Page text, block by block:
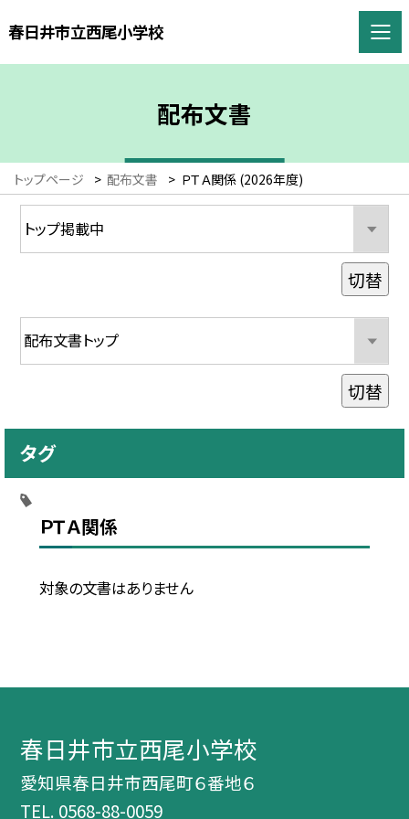
春日井市立西尾小学校
配布文書
トップページ > 配布文書 > ＰＴＡ関係 (2026年度)
ＰＴＡ関係
対象の文書はありません
切替
切替
タグ
春日井市立西尾小学校
愛知県春日井市西尾町６番地６
TEL. 0568-88-0059